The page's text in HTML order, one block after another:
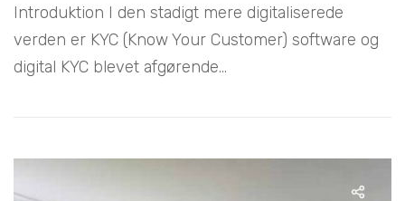
Introduktion I den stadigt mere digitaliserede
verden er KYC (Know Your Customer) software og
digital KYC blevet afgørende...